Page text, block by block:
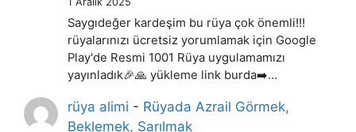
Saygıdeğer kardeşim bu rüya çok önemli!!!
rüyalarınızı ücretsiz yorumlamak için Google
Play'de Resmi 1001 Rüya uygulamamızı
yayınladık🎉🙏 yükleme link burda➡️…
rüya alimi - Rüyada Azrail Görmek,
Beklemek, Sarılmak